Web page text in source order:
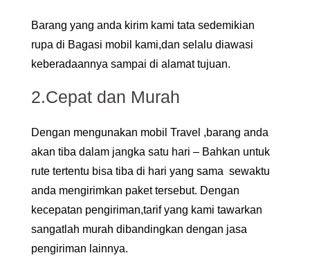
Barang yang anda kirim kami tata sedemikian
rupa di Bagasi mobil kami,dan selalu diawasi
keberadaannya sampai di alamat tujuan.
2.Cepat dan Murah
Dengan mengunakan mobil Travel ,barang anda
akan tiba dalam jangka satu hari – Bahkan untuk
rute tertentu bisa tiba di hari yang sama sewaktu
anda mengirimkan paket tersebut. Dengan
kecepatan pengiriman,tarif yang kami tawarkan
sangatlah murah dibandingkan dengan jasa
pengiriman lainnya.